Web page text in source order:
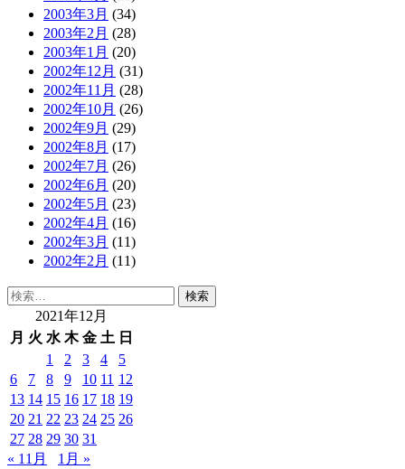
2003年3月 (34)
2003年2月 (28)
2003年1月 (20)
2002年12月 (31)
2002年11月 (28)
2002年10月 (26)
2002年9月 (29)
2002年8月 (17)
2002年7月 (26)
2002年6月 (20)
2002年5月 (23)
2002年4月 (16)
2002年3月 (11)
2002年2月 (11)
検
2021年12月
月 火 水 木 金 土 日
1
2 3 4
5
6
7 8 9 10 11 12
13 14 15 16 17 18 19
20 21 22 23 24 25 26
27 28 29 30 31
« 11月
1月 »